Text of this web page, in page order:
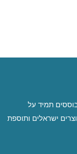
תמיד על
ישראלים ותוספת